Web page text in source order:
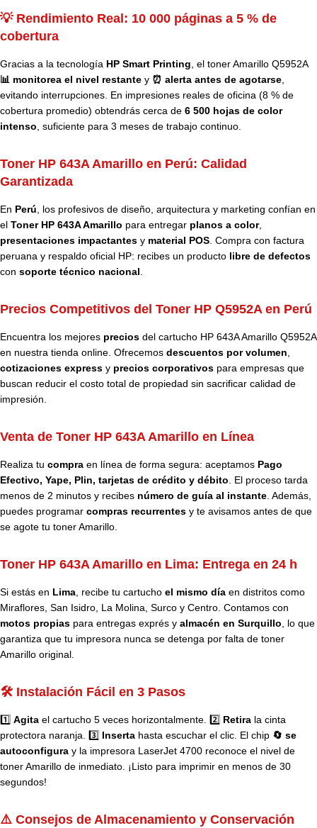
💡 Rendimiento Real: 10 000 páginas a 5 % de
cobertura
Gracias a la tecnología HP Smart Printing, el toner Amarillo Q5952A
📊 monitorea el nivel restante y ⏰ alerta antes de agotarse,
evitando interrupciones. En impresiones reales de oficina (8 % de
cobertura promedio) obtendrás cerca de 6 500 hojas de color
intenso, suficiente para 3 meses de trabajo continuo.
Toner HP 643A Amarillo en Perú: Calidad
Garantizada
En Perú, los profesivos de diseño, arquitectura y marketing confían en
el Toner HP 643A Amarillo para entregar planos a color,
presentaciones impactantes y material POS. Compra con factura
peruana y respaldo oficial HP: recibes un producto libre de defectos
con soporte técnico nacional.
Precios Competitivos del Toner HP Q5952A en Perú
Encuentra los mejores precios del cartucho HP 643A Amarillo Q5952A
en nuestra tienda online. Ofrecemos descuentos por volumen,
cotizaciones express y precios corporativos para empresas que
buscan reducir el costo total de propiedad sin sacrificar calidad de
impresión.
Venta de Toner HP 643A Amarillo en Línea
Realiza tu compra en línea de forma segura: aceptamos Pago
Efectivo, Yape, Plin, tarjetas de crédito y débito. El proceso tarda
menos de 2 minutos y recibes número de guía al instante. Además,
puedes programar compras recurrentes y te avisamos antes de que
se agote tu toner Amarillo.
Toner HP 643A Amarillo en Lima: Entrega en 24 h
Si estás en Lima, recibe tu cartucho el mismo día en distritos como
Miraflores, San Isidro, La Molina, Surco y Centro. Contamos con
motos propias para entregas exprés y almacén en Surquillo, lo que
garantiza que tu impresora nunca se detenga por falta de toner
Amarillo original.
🛠️ Instalación Fácil en 3 Pasos
1️⃣ Agita el cartucho 5 veces horizontalmente. 2️⃣ Retira la cinta
protectora naranja. 3️⃣ Inserta hasta escuchar el clic. El chip 🔄 se
autoconfigura y la impresora LaserJet 4700 reconoce el nivel de
toner Amarillo de inmediato. ¡Listo para imprimir en menos de 30
segundos!
⚠️ Consejos de Almacenamiento y Conservación